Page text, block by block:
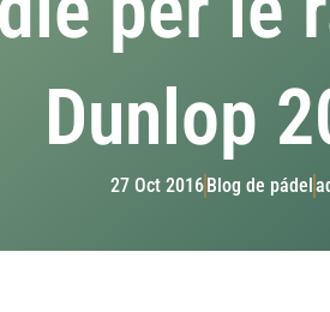
Dunlop
27 Oct 2016Blog de pádel